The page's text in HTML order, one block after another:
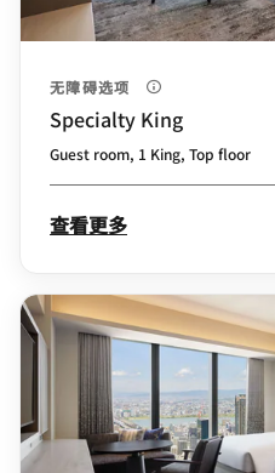
无障碍选项
Specialty King
Guest room, 1 King, Top floor
查看更多